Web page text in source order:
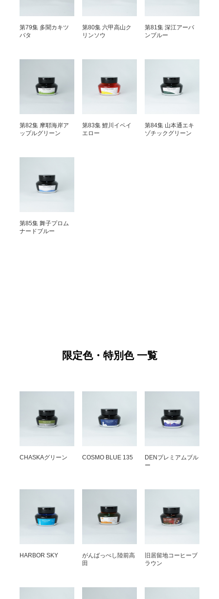
第79集 多聞カキツ
バタ
第80集 六甲高山ク
リンソウ
第81集 深江アーバ
ンブルー
第82集 摩耶海岸ア
ップルグリーン
第83集 鯉川イペイ
エロー
第84集 山本通エキ
ゾチックグリーン
第85集 舞子プロム
ナードブルー
限定色・特別色 一覧
CHASKAグリーン COSMO BLUE 135
DENプレミアムブル
ー
HARBOR SKY
がんばっぺし陸前高
田
旧居留地コーヒーブ
ラウン